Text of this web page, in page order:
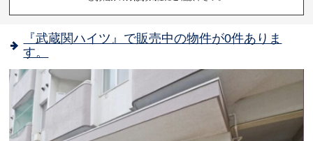
『武蔵関ハイツ』で販売中の物件が0件ありま
す。